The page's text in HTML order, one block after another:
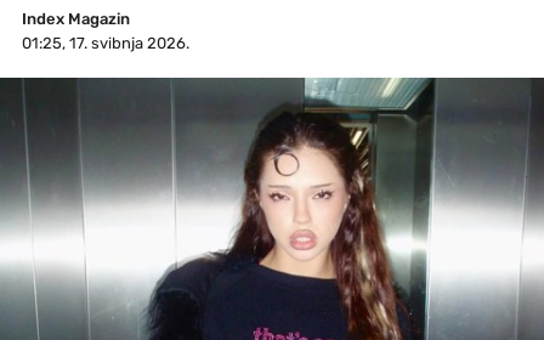
Index Magazin
01:25, 17. svibnja 2026.